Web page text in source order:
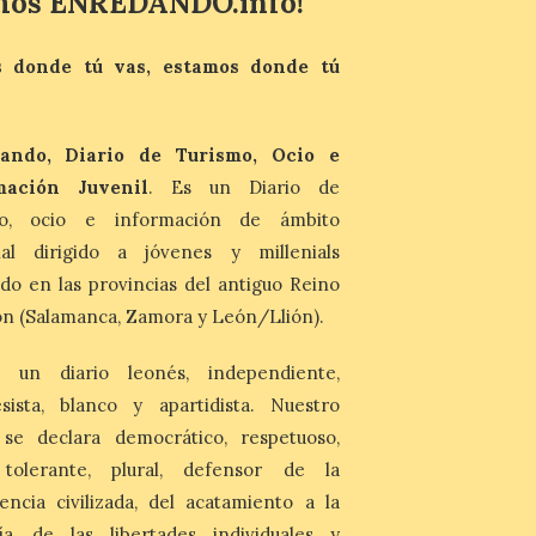
Las personas que hayan
web
https://bonoculturajoven.gob.es/ hasta el
31 de octubre. Desde este año, los 400
euros del Bono pueden utilizarse tanto
para consumir productos culturales como
[…]
donde tú vas, estamos donde tú
Diario de Turismo, Ocio e
Juvenil. Es un Diario de
ocio e información de ámbito
dirigido a jóvenes y millenials
en las provincias del antiguo Reino
(Salamanca, Zamora y León/Llión).
un diario leonés, independiente,
blanco y apartidista. Nuestro
declara democrático, respetuoso,
tolerante, plural, defensor de la
civilizada, del acatamiento a la